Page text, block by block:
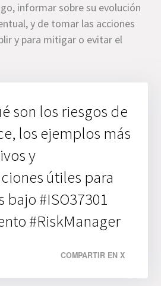
informar sobre su evolución
y de tomar las acciones
y para mitigar o evitar el
son los riesgos de
los ejemplos más
y
útiles para
#ISO37301
#RiskManager
COMPARTIR EN X